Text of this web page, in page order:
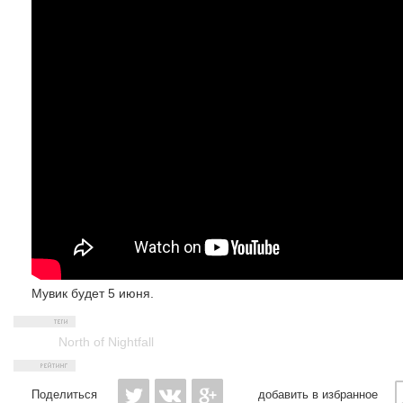
Мувик будет 5 июня.
North of Nightfall
Поделиться добавить в избранное